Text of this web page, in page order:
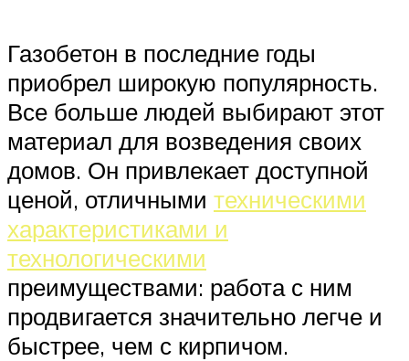
Газобетон в последние годы
приобрел широкую популярность.
Все больше людей выбирают этот
материал для возведения своих
домов. Он привлекает доступной
ценой, отличными техническими
характеристиками и
технологическими
преимуществами: работа с ним
продвигается значительно легче и
быстрее, чем с кирпичом.